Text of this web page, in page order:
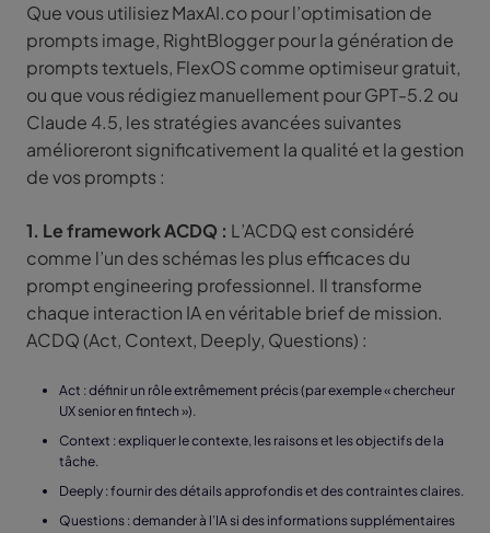
Que vous utilisiez MaxAI.co pour l’optimisation de
prompts image, RightBlogger pour la génération de
prompts textuels, FlexOS comme optimiseur gratuit,
ou que vous rédigiez manuellement pour GPT-5.2 ou
Claude 4.5, les stratégies avancées suivantes
amélioreront significativement la qualité et la gestion
de vos prompts :
1. Le framework ACDQ : L’ACDQ est considéré
comme l’un des schémas les plus efficaces du
prompt engineering professionnel. Il transforme
chaque interaction IA en véritable brief de mission.
ACDQ (Act, Context, Deeply, Questions) :
Act : définir un rôle extrêmement précis (par exemple « chercheur
UX senior en fintech »).
Context : expliquer le contexte, les raisons et les objectifs de la
tâche.
Deeply : fournir des détails approfondis et des contraintes claires.
Questions : demander à l’IA si des informations supplémentaires